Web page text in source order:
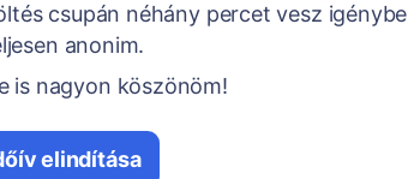
csupán néhány percet vesz igénybe
anonim.
is nagyon köszönöm!
elindítása